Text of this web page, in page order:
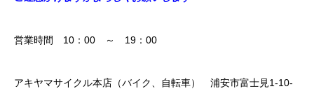
営業時間 10：00 ～ 19：00
アキヤマサイクル本店（バイク、自転車） 浦安市富士見1-10-